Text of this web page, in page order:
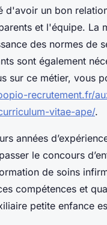
d'avoir un bon
et l'équipe. La
des normes de
sont également
sur ce métier, vous
recrutement.fr/
vitae-ape/.
années
le concours
de soins
compétences et
petite enfance